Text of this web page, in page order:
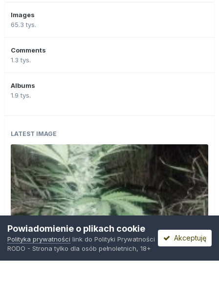
Images
65.3 tys.
Comments
1.3 tys.
Albums
1.9 tys.
LATEST IMAGE
Powiadomienie o plikach cookie
Polityka prywatności link do Polityki Prywatności
RODO - Strona tylko dla osób pełnoletnich, 18+
Akceptuję